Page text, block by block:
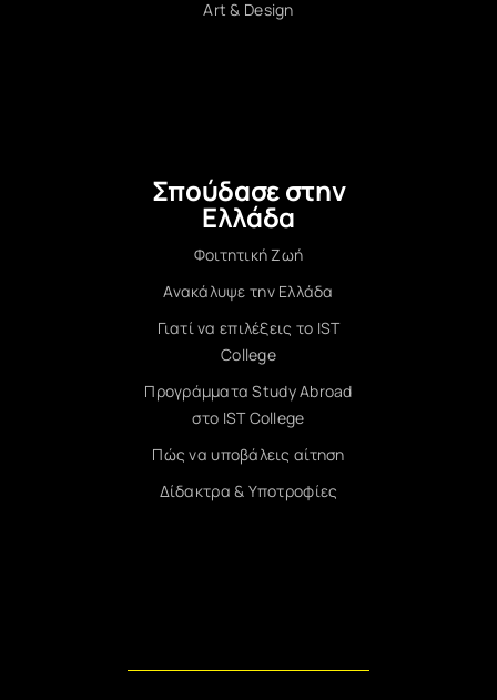
Art & Design
Σπούδασε στην
Ελλάδα
Φοιτητική Ζωή
Ανακάλυψε την Ελλάδα
Γιατί να επιλέξεις το IST
College
Προγράμματα Study Abroad
στο IST College
Πώς να υποβάλεις αίτηση
Δίδακτρα & Υποτροφίες